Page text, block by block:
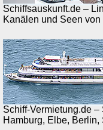
Schiffsauskunft.de –
Kanälen und Seen
Schiff-Vermietung.de –
Hamburg, Elbe, Berlin,